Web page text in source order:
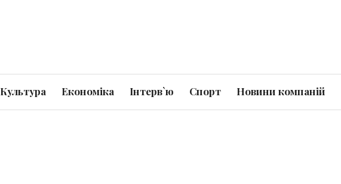
Культура Економіка Інтерв`ю Спорт Новини компаній